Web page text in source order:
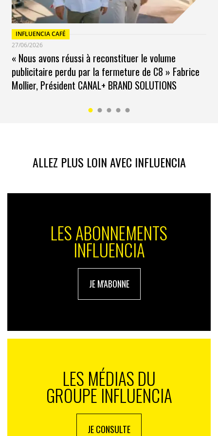
INFLUENCIA CAFÉ
27/06/2026
« Nous avons réussi à reconstituer le volume
publicitaire perdu par la fermeture de C8 » Fabrice
Mollier, Président CANAL+ BRAND SOLUTIONS
ALLEZ PLUS LOIN AVEC INFLUENCIA
LES ABONNEMENTS
INFLUENCIA
JE M'ABONNE
LES MÉDIAS DU
GROUPE INFLUENCIA
JE CONSULTE